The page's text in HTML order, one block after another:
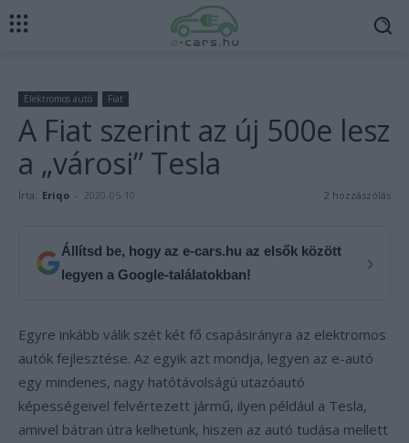
Elektromos autó Fiat
A Fiat szerint az új 500e lesz
a „városi” Tesla
Írta: Eriqo - 2020-05-10 2 hozzászólás
Állítsd be, hogy az e-cars.hu az elsők között
legyen a Google-találatokban!
›
Egyre inkább válik szét két fő csapásirányra az elektromos
autók fejlesztése. Az egyik azt mondja, legyen az e-autó
egy mindenes, nagy hatótávolságú utazóautó
képességeivel felvértezett jármű, ilyen például a Tesla,
amivel bátran útra kelhetünk, hiszen az autó tudása mellett